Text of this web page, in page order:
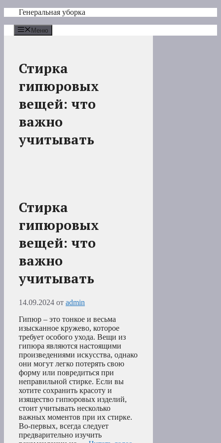
Перейти
содержимому
Генеральная уборка
Меню
Стирка
гипюровых
вещей: что
важно
учитывать
Стирка
гипюровых
вещей: что
важно
учитывать
14.09.2024 от admin
Гипюр – это тонкое и весьма
изысканное кружево, которое
требует особого ухода. Вещи из
гипюра являются настоящими
произведениями искусства, однако
они могут легко потерять свою
форму или повредиться при
неправильной стирке. Если вы
хотите сохранить красоту и
изящество гипюровых изделий,
стоит учитывать несколько
важных моментов при их стирке.
Во-первых, всегда следует
предварительно изучить